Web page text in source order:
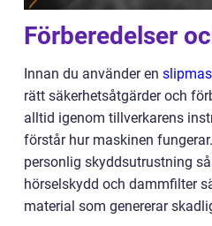
Förberedelser
Innan du använder en
rätt säkerhetsåtgärder och
alltid igenom tillverkarens
förstår hur maskinen
personlig skyddsutrustning
hörselskydd och dammfilter
material som genererar